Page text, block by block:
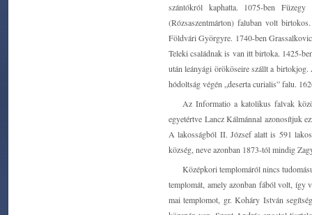
szántókról kaphatta. 1075-ben
(Rózsaszentmárton) faluban volt
Földvári Györgyre. 1740-ben
Teleki családnak is van itt birtoka. 1425-
után leányági örököseire szállt a
hódoltság végén „deserta curialis” falu.
Az Informatio a katolikus falvak
egyetértve Lancz Kálmánnal azonosítjuk
A lakosságból II. József alatt is 591
község, neve azonban 1873-tól mindig
Középkori templomáról nincs
templomát, amely azonban fából volt, így
mai templomot, gr. Koháry István